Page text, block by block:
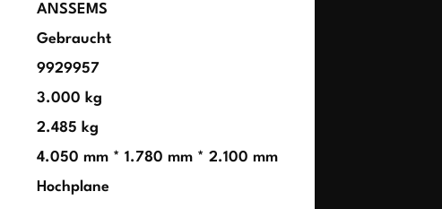
ANSSEMS
Gebraucht
9929957
3.000 kg
2.485 kg
4.050 mm * 1.780 mm * 2.100 mm
Hochplane